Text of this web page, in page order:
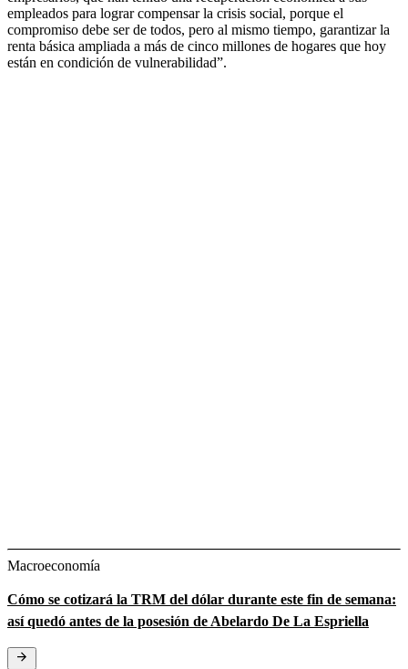
empleados para lograr compensar la crisis social, porque el
compromiso debe ser de todos, pero al mismo tiempo, garantizar la
renta básica ampliada a más de cinco millones de hogares que hoy
están en condición de vulnerabilidad”.
Macroeconomía
Cómo se cotizará la TRM del dólar durante este fin de semana:
así quedó antes de la posesión de Abelardo De La Espriella